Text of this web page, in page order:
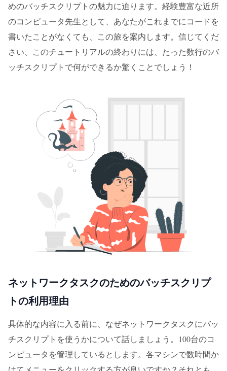
めのバッチスクリプトの魅力に迫ります。経験豊富な近所
のコンピュータ先生として、あなたがこれまでにコードを
書いたことがなくても、この旅を案内します。信じてくだ
さい、このチュートリアルの終わりには、たった数行のバ
ッチスクリプトで何ができるか驚くことでしょう！
ネットワークタスクのためのバッチスクリプ
トの利用理由
具体的な内容に入る前に、なぜネットワークタスクにバッ
チスクリプトを使うかについて話しましょう。100台のコ
ンピュータを管理しているとします。各マシンで数時間か